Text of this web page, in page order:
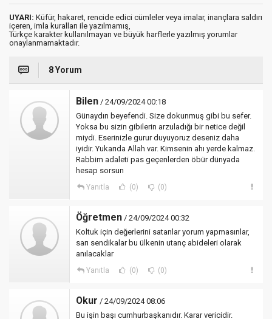
UYARI: Küfür, hakaret, rencide edici cümleler veya imalar, inançlara saldırı
içeren, imla kuralları ile yazılmamış,
Türkçe karakter kullanılmayan ve büyük harflerle yazılmış yorumlar
onaylanmamaktadır.
8 Yorum
Bilen / 24/09/2024 00:18
Günaydın beyefendi. Size dokunmuş gibi bu sefer.
Yoksa bu sizin gibilerin arzuladığı bir netice değil
miydi. Eserinizle gurur duyuyoruz deseniz daha
iyidir. Yukarıda Allah var. Kimsenin ahı yerde kalmaz.
Rabbim adaleti pas geçenlerden öbür dünyada
hesap sorsun
Yanıtla (0) (0)
Öğretmen / 24/09/2024 00:32
Koltuk için değerlerini satanlar yorum yapmasınlar,
sarı sendikalar bu ülkenin utanç abideleri olarak
anılacaklar
Yanıtla (0) (0)
Okur / 24/09/2024 08:06
Bu işin başı cumhurbaşkanıdır. Karar vericidir.